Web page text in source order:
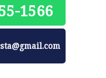
1566